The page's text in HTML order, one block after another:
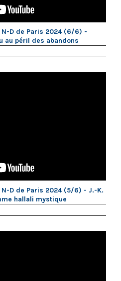
N-D de Paris 2024 (6/6) -
au péril des abandons
D de Paris 2024 (5/6) - J.-K.
hallali mystique